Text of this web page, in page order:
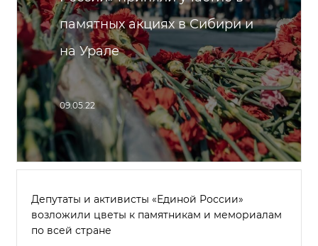
памятных акциях в Сибири и
на Урале
09.05.22
Депутаты и активисты «Единой России»
возложили цветы к памятникам и мемориалам
по всей стране